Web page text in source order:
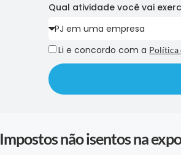
Qual atividade você vai
Li e concordo com a Política
Impostos não isentos na